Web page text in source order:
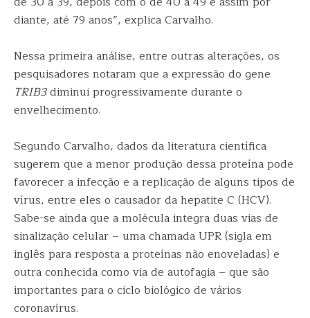
diante, até 79 anos”, explica Carvalho.
Nessa primeira análise, entre outras alterações, os
pesquisadores notaram que a expressão do gene
TRIB3diminui progressivamente durante o
envelhecimento.
Segundo Carvalho, dados da literatura científica
sugerem que a menor produção dessa proteína pode
favorecer a infecção e a replicação de alguns tipos de
vírus, entre eles o causador da hepatite C (HCV).
Sabe-se ainda que a molécula integra duas vias de
sinalização celular – uma chamada UPR (sigla em
inglês para resposta a proteínas não enoveladas) e
outra conhecida como via de autofagia – que são
importantes para o ciclo biológico de vários
coronavírus.